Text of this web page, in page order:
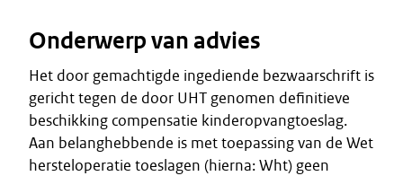
Onderwerp van advies
Het door gemachtigde ingediende bezwaarschrift is
gericht tegen de door UHT genomen definitieve
beschikking compensatie kinderopvangtoeslag.
Aan belanghebbende is met toepassing van de Wet
hersteloperatie toeslagen (hierna: Wht) geen